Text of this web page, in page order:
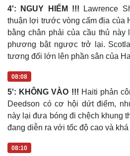
4': NGUY HIỂM !!! Lawrence
thuận lợi trước vòng cấm địa của
bằng chân phải của cầu thủ này
phương bật ngược trở lại.
tương đối lớn lên phần sân của
08:08
5': KHÔNG VÀO !!! Haiti phản
Deedson có cơ hội dứt điểm,
này lại đưa bóng đi chệch khung
đang diễn ra với tốc độ cao và khá
08:10